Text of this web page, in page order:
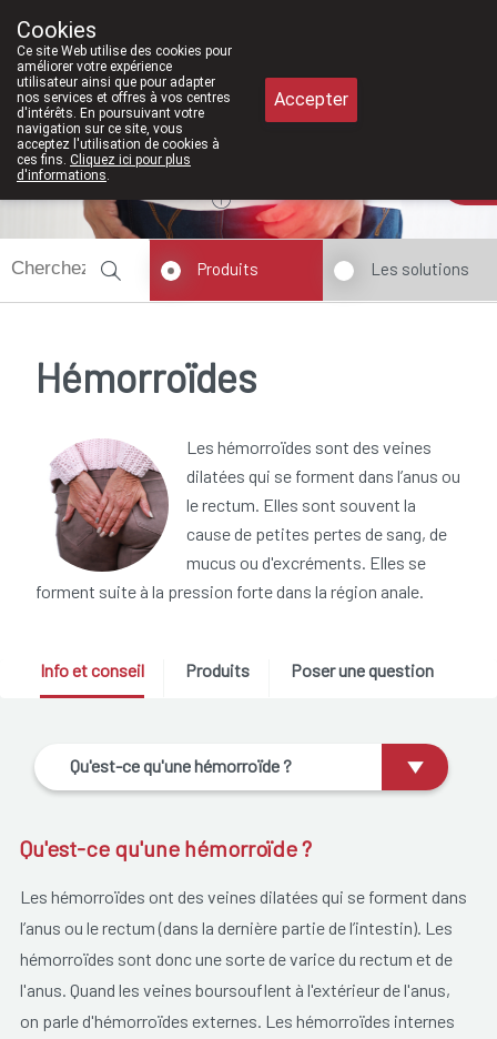
à nouveau ouverts le samedi de 8h30 à 12h30.
011/610300
Aujourd'hui A présent
Produits Les solutions
Hémorroïdes
Les hémorroïdes sont des veines
dilatées qui se forment dans l’anus ou
le rectum. Elles sont souvent la
cause de petites pertes de sang, de
mucus ou d'excréments. Elles se
forment suite à la pression forte dans la région anale.
Info et conseil Produits Poser une question
Qu'est-ce qu'une hémorroïde ?
Qu'est-ce qu'une hémorroïde ?
Les hémorroïdes ont des veines dilatées qui se forment dans
l’anus ou le rectum (dans la dernière partie de l’intestin). Les
hémorroïdes sont donc une sorte de varice du rectum et de
l'anus. Quand les veines boursouflent à l'extérieur de l'anus,
on parle d'hémorroïdes externes. Les hémorroïdes internes
Cookies
Ce site Web utilise des cookies pour
améliorer votre expérience
utilisateur ainsi que pour adapter
nos services et offres à vos centres
d'intérêts. En poursuivant votre
navigation sur ce site, vous
acceptez l'utilisation de cookies à
ces fins. Cliquez ici pour plus
d'informations.
Accepter